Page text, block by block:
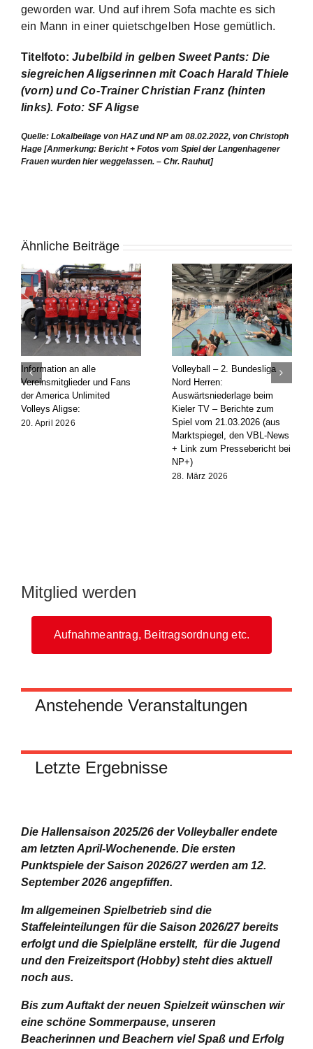
geworden war. Und auf ihrem Sofa machte es sich
ein Mann in einer quietschgelben Hose gemütlich.
Titelfoto:Jubelbild in gelben Sweet Pants: Die
siegreichen Aligserinnen mit Coach Harald Thiele
(vorn) und Co-Trainer Christian Franz (hinten
links). Foto: SF Aligse
Quelle: Lokalbeilage von HAZ und NP am 08.02.2022, von Christoph
Hage [Anmerkung: Bericht + Fotos vom Spiel der Langenhagener
Frauen wurden hier weggelassen. – Chr. Rauhut]
Ähnliche Beiträge
Information an alle
Vereinsmitglieder und Fans
der America Unlimited
Volleys Aligse:
20. April 2026
Volleyball – 2. Bundesliga
Nord Herren:
Auswärtsniederlage beim
Kieler TV – Berichte zum
Spiel vom 21.03.2026 (aus
Marktspiegel, den VBL-News
+ Link zum Pressebericht bei
NP+)
28. März 2026
Mitglied werden
Aufnahmeantrag, Beitragsordnung etc.
Anstehende Veranstaltungen
Letzte Ergebnisse
Die Hallensaison 2025/26 der Volleyballer endete
am letzten April-Wochenende. Die ersten
Punktspiele der Saison 2026/27 werden am 12.
September 2026 angepfiffen.
Im allgemeinen Spielbetrieb sind die
Staffeleinteilungen für die Saison 2026/27 bereits
erfolgt und die Spielpläne erstellt, für die Jugend
und den Freizeitsport (Hobby) steht dies aktuell
noch aus.
Bis zum Auftakt der neuen Spielzeit wünschen wir
eine schöne Sommerpause, unseren
Beacherinnen und Beachern viel Spaß und Erfolg